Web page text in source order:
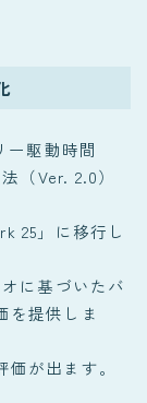
ー駆動時間
（Ver. 2.0）
25」に移行し
に基づいたバ
を提供しま
が出ます。